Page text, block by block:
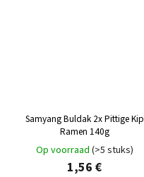
Samyang Buldak 2x Pittige Kip
Ramen 140g
Op voorraad (>5 stuks)
1,56 €